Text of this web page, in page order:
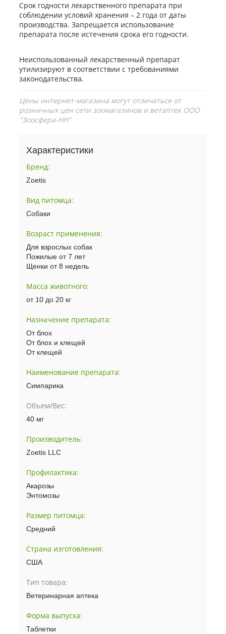
Срок годности лекарственного препарата при
соблюдении условий хранения – 2 года от даты
производства. Запрещается использование
препарата после истечения срока его годности.
Неиспользованный лекарственный препарат
утилизируют в соответствии с требованиями
законодательства.
Цены интернет-магазина могут отличаться от
розничных цен сети зоомагазинов и ветаптек ООО
"Зоосфера-НН"
Характеристики
Бренд:
Zoetis
Вид питомца:
Собаки
Возраст применения:
Для взрослых собак
Пожилые от 7 лет
Щенки от 8 недель
Масса животного:
от 10 до 20 кг
Назначение препарата:
От блох
От блох и клещей
От клещей
Наименование препарата:
Симпарика
Объем/Вес:
40 мг
Производитель:
Zoetis LLC
Профилактика:
Акарозы
Энтомозы
Размер питомца:
Средний
Страна изготовления:
США
Тип товара:
Ветеринарная аптека
Форма выпуска:
Таблетки